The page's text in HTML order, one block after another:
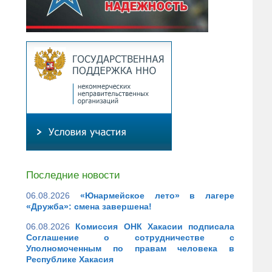
Последние новости
06.08.2026
«Юнармейское лето» в лагере
«Дружба»: смена завершена!
06.08.2026
Комиссия ОНК Хакасии подписала
Соглашение о сотрудничестве с
Уполномоченным по правам человека в
Республике Хакасия